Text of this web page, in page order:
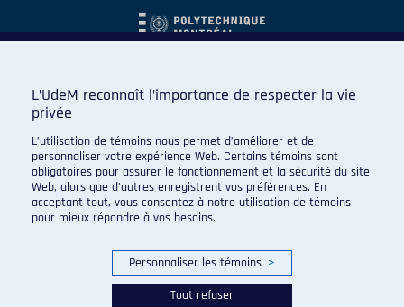
L’UdeM reconnaît l’importance de respecter la vie
privée
L’utilisation de témoins nous permet d’améliorer et de
personnaliser votre expérience Web. Certains témoins sont
obligatoires pour assurer le fonctionnement et la sécurité du site
Web, alors que d’autres enregistrent vos préférences. En
acceptant tout, vous consentez à notre utilisation de témoins
pour mieux répondre à vos besoins.
Personnaliser les témoins >
Tout refuser